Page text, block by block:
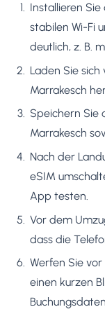
Installieren
stabilen Wi-Fi
deutlich, z. B.
Laden Sie
Marrakesch
Speichern Sie
Marrakesch
Nach der
eSIM
App testen.
Vor dem
dass die
Werfen Sie
einen kurzen